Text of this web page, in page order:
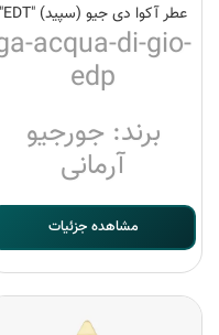
عطر آکوا دی جیو (سپید) "EDT"
acqua-di-gio-
edp
برند: جورجیو
آرمانی
مشاهده جزئیات